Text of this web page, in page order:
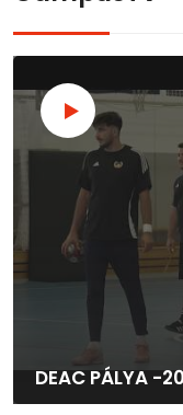
DEAC PÁLYA -